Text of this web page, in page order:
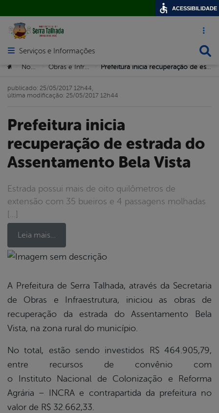
Acesso
Abrir menu principal de navegação
Serviços e Informações
Você está aqui:
> > Obras e Infrastrutura > Prefeitura inicia recuperação de estrada do Assentamento Bela Vista
Prefeitura inicia
recuperação de estrada do
Assentamento Bela Vista
Estrada possui mais de oito quilômetros de
extensão com 35 bueiros e 4 passagens molhadas
[…]
Leia mais…
publicado: 25/05/2017 12h44,
última modificação: 25/05/2017 12h44
A Prefeitura de Serra Talhada, através da Secretaria
de Obras e Infraestrutura, iniciou as obras de
recuperação da estrada do Assentamento Bela
Vista, na zona rural do município.
No total, estão sendo investidos R$ 464.905,79,
entre recursos de convênio com
o Instituto Nacional de Colonização e Reforma
Agrária – INCRA e contrapartida da prefeitura no
valor de R$ 32.662,33.
ACESSIBILIDADE